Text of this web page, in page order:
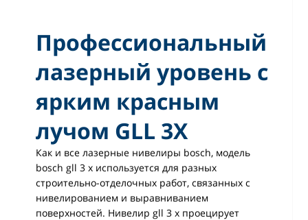
Профессиональный
лазерный уровень с
ярким красным
лучом GLL 3X
Как и все лазерные нивелиры bosch, модель
bosch gll 3 x используется для разных
строительно-отделочных работ, связанных с
нивелированием и выравниванием
поверхностей. Нивелир gll 3 x проецирует